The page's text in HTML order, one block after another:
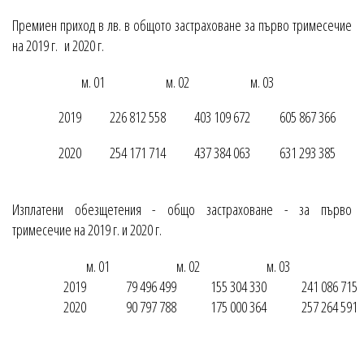
Премиен приход в лв. в общото застраховане за първо тримесечие
на 2019 г. и 2020 г.
м. 01
м. 02
м. 03
2019
226 812 558 403 109 672
605 867 366
2020
254 171 714 437 384 063 631 293 385
Изплатени обезщетения - общо застраховане - за първо
тримесечие на 2019 г. и 2020 г.
м. 01
м. 02
м. 03
2019
79 496 499 155 304 330
241 086 715
2020
90 797 788 175 000 364 257 264 591